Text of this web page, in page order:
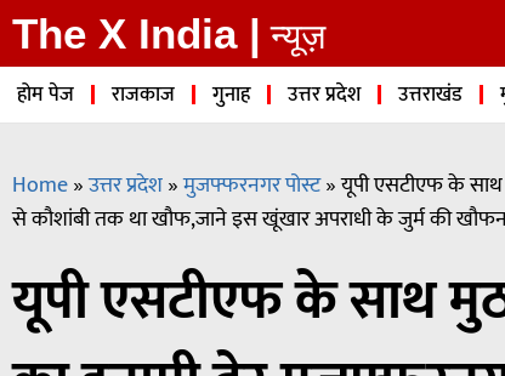
The X India | न्यूज़
होम पेज राजकाज गुनाह उत्तर प्रदेश उत्तराखंड
Home»उत्तर प्रदेश»मुजफ्फरनगर पोस्ट»यूपी एसटीएफ के
से कौशांबी तक था खौफ,जाने इस खूंखार अपराधी के जुर्म की
यूपी एसटीएफ के साथ